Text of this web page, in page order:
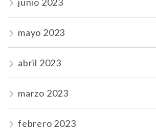
mayo 2023
abril 2023
marzo 2023
febrero 2023